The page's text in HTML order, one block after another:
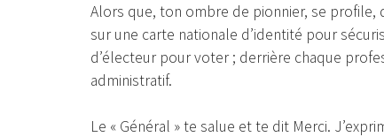
Alors que, ton ombre de pionnier, se
sur une carte nationale d’identité pour
d’électeur pour voter ; derrière chaque
administratif.
Le « Général » te salue et te dit Merci.